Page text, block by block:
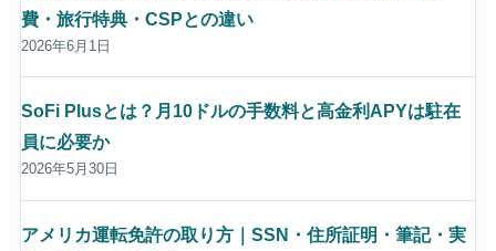
費・旅行特典・CSPとの違い
2026年6月1日
SoFi Plusとは？月10ドルの手数料と高金利APYは駐在
員に必要か
2026年5月30日
アメリカ運転免許の取り方｜SSN・住所証明・筆記・実